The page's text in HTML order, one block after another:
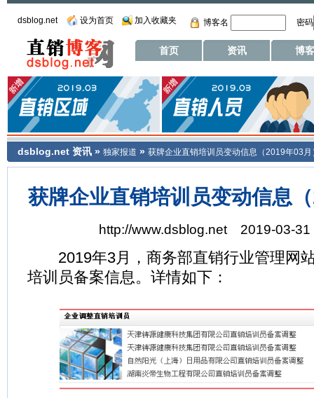
dsblog.net 设为首页 加入收藏夹 博客名 密码
首页 资讯 博客
dsblog.net 资讯 » 独家报道 » 获牌企业直销培训员变动信息（2019年03月
获牌企业直销培训员变动信息
http://www.dsblog.net 2019-03-31
2019年3月，商务部直销行业管理网
培训员备案信息。详情如下：